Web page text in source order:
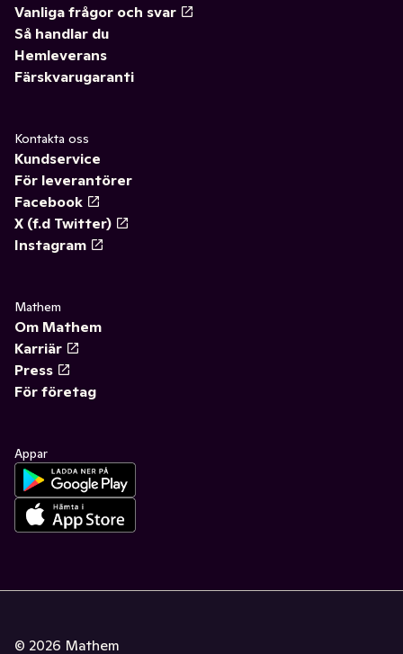
Vanliga frågor och svar
Så handlar du
Hemleverans
Färskvarugaranti
Kontakta oss
Kundservice
För leverantörer
Facebook
X (f.d Twitter)
Instagram
Mathem
Om Mathem
Karriär
Press
För företag
Appar
© 2026 Mathem